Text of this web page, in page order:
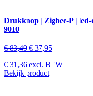
Drukknop | Zigbee-P |
9010
€83,49 € 37,95
€ 31,36 excl. BTW
Bekijk product